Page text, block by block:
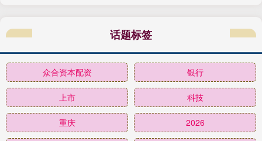
话题标签
众合资本配资 银行
上市 科技
重庆 2026